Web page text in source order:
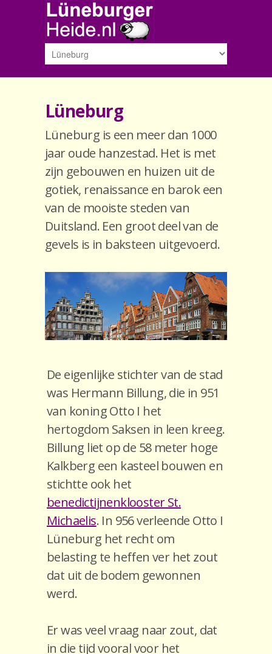
Lüneburg
Lüneburg is een meer dan 1000
jaar oude hanzestad. Het is met
zijn gebouwen en huizen uit de
gotiek, renaissance en barok een
van de mooiste steden van
Duitsland. Een groot deel van de
gevels is in baksteen uitgevoerd.
De eigenlijke stichter van de stad
was Hermann Billung, die in 951
van koning Otto I het
hertogdom Saksen in leen kreeg.
Billung liet op de 58 meter hoge
Kalkberg een kasteel bouwen en
stichtte ook het
benedictijnenklooster St.
Michaelis. In 956 verleende Otto I
Lüneburg het recht om
belasting te heffen ver het zout
dat uit de bodem gewonnen
werd.
Er was veel vraag naar zout, dat
in die tijd vooral voor het